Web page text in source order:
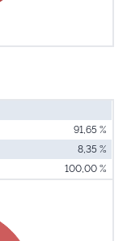
91,65 %
8,35 %
100,00 %